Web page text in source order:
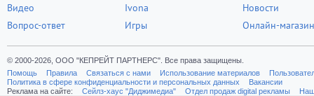
Видео
Вопрос-ответ
Ivona
Игры
Новости
Онлайн-магазин
© 2000-2026, ООО "КЕПРЕЙТ ПАРТНЕРС". Все права защищены.
Помощь
Правила Связаться с нами Использование материалов
Политика в сфере конфиденциальности и персональных данных
Вакансии
Реклама на сайте:
Cейлз-хаус "Диджимедиа" Отдел продаж digital рекламы